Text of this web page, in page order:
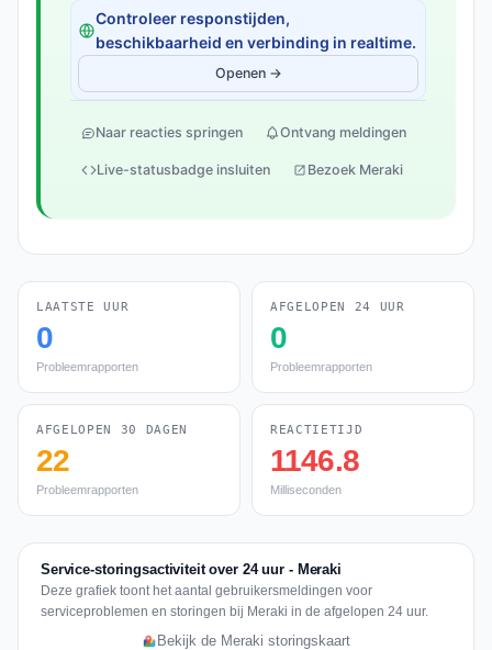
Controleer responstijden,
beschikbaarheid en verbinding in realtime.
Openen →
Naar reacties springen Ontvang meldingen
Live-statusbadge insluiten Bezoek Meraki
LAATSTE UUR
0
Probleemrapporten
AFGELOPEN 24 UUR
0
Probleemrapporten
AFGELOPEN 30 DAGEN
22
Probleemrapporten
REACTIETIJD
1146.8
Milliseconden
Service-storingsactiviteit over 24 uur - Meraki
Deze grafiek toont het aantal gebruikersmeldingen voor
serviceproblemen en storingen bij Meraki in de afgelopen 24 uur.
Bekijk de Meraki storingskaart